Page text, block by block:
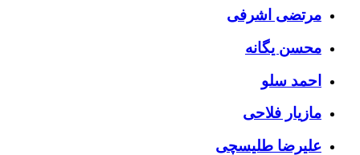
مرتضی اشرفی
محسن یگانه
احمد سلو
مازیار فلاحی
علیرضا طلیسچی